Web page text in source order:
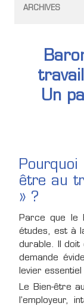
ARCHIVES
Un
être au
» ?
Parce que le
études, est à
durable. Il doit
demande
levier
Le Bien-être
l’employeur,